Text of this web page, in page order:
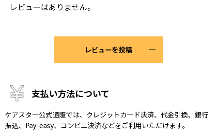
レビューはありません。
レビューを投稿
支払い方法について
ケアスター公式通販では、クレジットカード決済、代金引換、銀行
振込、Pay-easy、コンビニ決済などをご利用いただけます。